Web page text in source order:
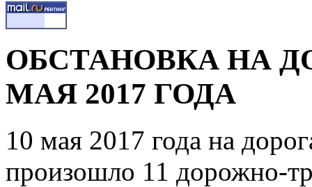
ОБСТАНОВКА НА
МАЯ 2017 ГОДА
10 мая 2017 года на
произошло 11 дорожно-